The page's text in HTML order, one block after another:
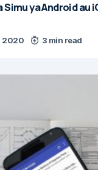
ya Android au
2020 3 min read